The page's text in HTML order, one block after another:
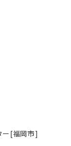
ー[福岡市]